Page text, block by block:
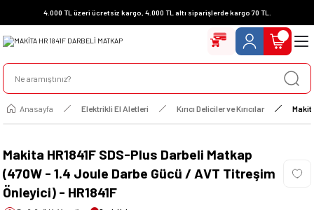
4.000 TL üzeri ücretsiz kargo, 4.000 TL altı siparişlerde kargo 70 TL.
Anasayfa Elektrikli El Aletleri Kırıcı Deliciler ve Kırıcılar
Makita HR1841F SDS-Plus Darbeli Matkap
(470W - 1.4 Joule Darbe Gücü / AVT Titreşim
Önleyici) - HR1841F